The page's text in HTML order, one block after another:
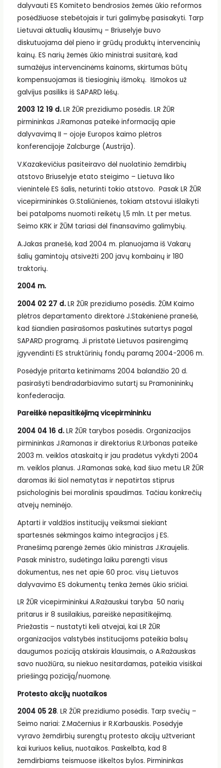
dalyvauti ES Komiteto bendrosios žemės ūkio reformos
posėdžiuose stebėtojais ir turi galimybę pasisakyti. Tarp
Lietuvai aktualių klausimų – Briuselyje buvo
diskutuojama dėl pieno ir grūdų produktų intervencinių
kainų. ES narių žemės ūkio ministrai susitarė, kad
sumažėjus intervencinėms kainoms, skirtumas būtų
kompensuojamas iš tiesioginių išmokų. Išmokos už
galvijus pasiliks iš SAPARD lėšų.
2003 12 19 d.LR ŽŪR prezidiumo posėdis. LR ŽŪR
pirmininkas J.Ramonas pateikė informaciją apie
dalyvavimą II – ojoje Europos kaimo plėtros
konferencijoje Zalcburge (Austrija).
V.Kazakevičius pasiteiravo dėl nuolatinio žemdirbių
atstovo Briuselyje etato steigimo – Lietuva liko
vienintelė ES šalis, neturinti tokio atstovo. Pasak LR ŽŪR
vicepirmininkės G.Staliūnienės, tokiam atstovui išlaikyti
bei patalpoms nuomoti reikėtų 1,5 mln. Lt per metus.
Seimo KRK ir ŽŪM tariasi dėl finansavimo galimybių.
A.Jakas pranešė, kad 2004 m. planuojama iš Vakarų
šalių gamintojų atsivežti 200 javų kombainų ir 180
traktorių.
2004 m.
2004 02 27 d.LR ŽŪR prezidiumo posėdis. ŽŪM Kaimo
plėtros departamento direktorė J.Stakėnienė pranešė,
kad šiandien pasirašomos paskutinės sutartys pagal
SAPARD programą. Ji pristatė Lietuvos pasirengimą
įgyvendinti ES struktūrinių fondų paramą 2004-2006 m.
Posėdyje pritarta ketinimams 2004 balandžio 20 d.
pasirašyti bendradarbiavimo sutartį su Pramonininkų
konfederacija.
Pareiškė nepasitikėjimą vicepirmininku
2004 04 16 d.LR ŽŪR tarybos posėdis. Organizacijos
pirmininkas J.Ramonas ir direktorius R.Urbonas pateikė
2003 m. veiklos ataskaitą ir jau pradėtus vykdyti 2004
m. veiklos planus. J.Ramonas sakė, kad šiuo metu LR ŽŪR
daromas iki šiol nematytas ir nepatirtas stiprus
psichologinis bei moralinis spaudimas. Tačiau konkrečių
atvejų neminėjo.
Aptarti ir valdžios institucijų veiksmai siekiant
spartesnės sėkmingos kaimo integracijos į ES.
Pranešimą parengė žemės ūkio ministras J.Kraujelis.
Pasak ministro, sudėtinga laiku parengti visus
dokumentus, nes net apie 60 proc. visų Lietuvos
dalyvavimo ES dokumentų tenka žemės ūkio sričiai.
LR ŽŪR vicepirmininkui A.Ražauskui taryba 50 narių
pritarus ir 8 susilaikius, pareiškė nepasitikėjimą.
Priežastis – nustatyti keli atvejai, kai LR ŽŪR
organizacijos valstybės institucijoms pateikia balsų
daugumos poziciją atskirais klausimais, o A.Ražauskas
savo nuožiūra, su niekuo nesitardamas, pateikia visiškai
priešingą poziciją/nuomonę.
Protesto akcijų nuotaikos
2004 05 28. LR ŽŪR prezidiumo posėdis. Tarp svečių –
Seimo nariai: Z.Mačernius ir R.Karbauskis. Posėdyje
vyravo žemdirbių surengtų protesto akcijų užtveriant
kai kuriuos kelius, nuotaikos. Paskelbta, kad 8
žemdirbiams teismuose iškeltos bylos. Pirmininkas